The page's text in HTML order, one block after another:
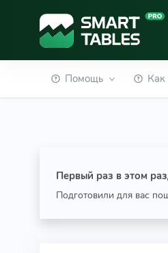
Помощь Как
Первый раз в этом
Подготовили для вас